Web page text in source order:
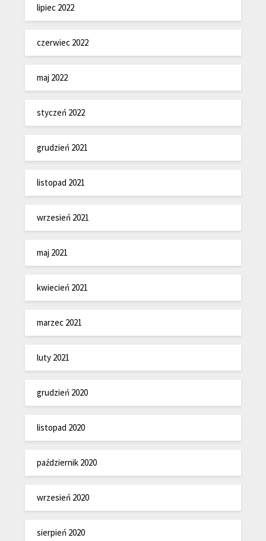
lipiec 2022
czerwiec 2022
maj 2022
styczeń 2022
grudzień 2021
listopad 2021
wrzesień 2021
maj 2021
kwiecień 2021
marzec 2021
luty 2021
grudzień 2020
listopad 2020
październik 2020
wrzesień 2020
sierpień 2020